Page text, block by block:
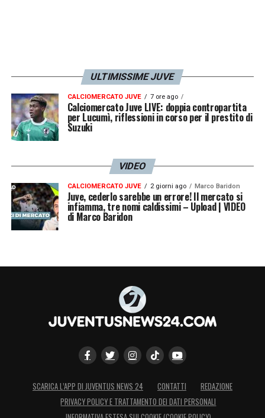
ULTIMISSIME JUVE
CALCIOMERCATO JUVE 7 ore ago
Calciomercato Juve LIVE: doppia contropartita
per Lucumì, riflessioni in corso per il prestito di
Suzuki
VIDEO
CALCIOMERCATO JUVE 2 giorni ago Marco Baridon
Juve, cederlo sarebbe un errore! Il mercato si
infiamma, tre nomi caldissimi – Upload | VIDEO
di Marco Baridon
SCARICA L’APP DI JUVENTUS NEWS 24 CONTATTI
REDAZIONE
PRIVACY POLICY E TRATTAMENTO DEI DATI PERSONALI